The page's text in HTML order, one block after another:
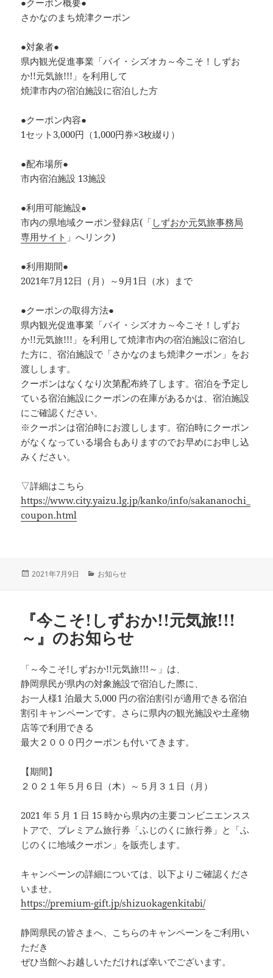
さかなのまち焼津クーポン
●対象者●
県内観光促進事業「バイ・シズオカ～今こそ！しずお
か!!元気旅!!!」を利用して
焼津市内の宿泊施設に宿泊した方
●クーポン内容●
1セット3,000円（1,000円券×3枚綴り）
●配布場所●
市内宿泊施設 13施設
●利用可能施設●
市内の県地域クーポン登録店(「 しずおか元気旅事務局
専用サイト 」へリンク)
●利用期間●
2021年7月12日（月）～9月1日（水）まで
●クーポンの取得方法●
県内観光促進事業「バイ・シズオカ～今こそ！しずお
か!!元気旅!!!」を利用して焼津市内の宿泊施設に宿泊し
た方に、宿泊施設で「さかなのまち焼津クーポン」をお
渡しします。
クーポンはなくなり次第配布終了します。宿泊を予定し
ている宿泊施設にクーポンの在庫があるかは、宿泊施設
にご確認ください。
※クーポンは宿泊時にお渡しします。宿泊時にクーポン
がなくなっている場合もありますのでお早めにお申し込
みください。
▽詳細はこちら
https://www.city.yaizu.lg.jp/kanko/info/sakananochi_
coupon.html
投
2021年7月9日
カ
ー
お知らせ
『今こそ!しずおか!!元気旅!!!
～』のお知らせ
「～今こそ!しずおか!!元気旅!!!～」は、
静岡県民が県内の対象施設で宿泊した際に、
お一人様1 泊最大 5,000 円の宿泊割引が適用できる宿泊
割引キャンペーンです。さらに県内の観光施設や土産物
店等で利用できる
最大２０００円クーポンも付いてきます。
【期間】
２０２１年５月６日（木）～５月３１日（月）
2021 年 5 月 1 日 15 時から県内の主要コンビニエンスス
トアで、プレミアム旅行券「ふじのくに旅行券」と「ふ
じのくに地域クーポン」を販売します。
キャンペーンの詳細については、以下よりご確認くださ
いませ。
https://premium-gift.jp/shizuokagenkitabi/
静岡県民の皆さまへ、こちらのキャンペーンをご利用い
ただき
ぜひ当館へお越しいただければ幸いでございます。